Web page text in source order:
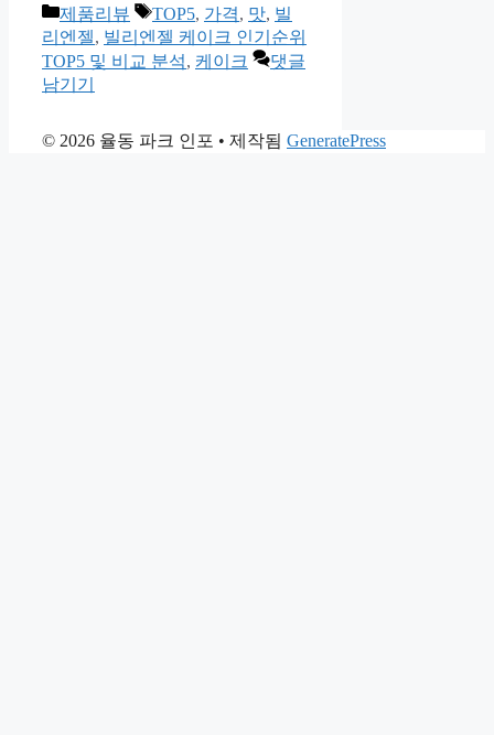
카
테
고
리
제품리뷰
태
그
TOP5, 가격, 맛, 빌
리엔젤, 빌리엔젤 케이크 인기순위
TOP5 및 비교 분석, 케이크
댓글
남기기
© 2026 율동 파크 인포 • 제작됨 GeneratePress